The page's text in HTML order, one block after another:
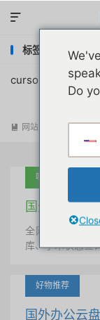

标签：cursor学
cursor学生认证免
 网站公告 阅读(
吐血推荐
国外学术美
全网唯一首发
库、学术状态查
好物推荐
国外办公云
Do